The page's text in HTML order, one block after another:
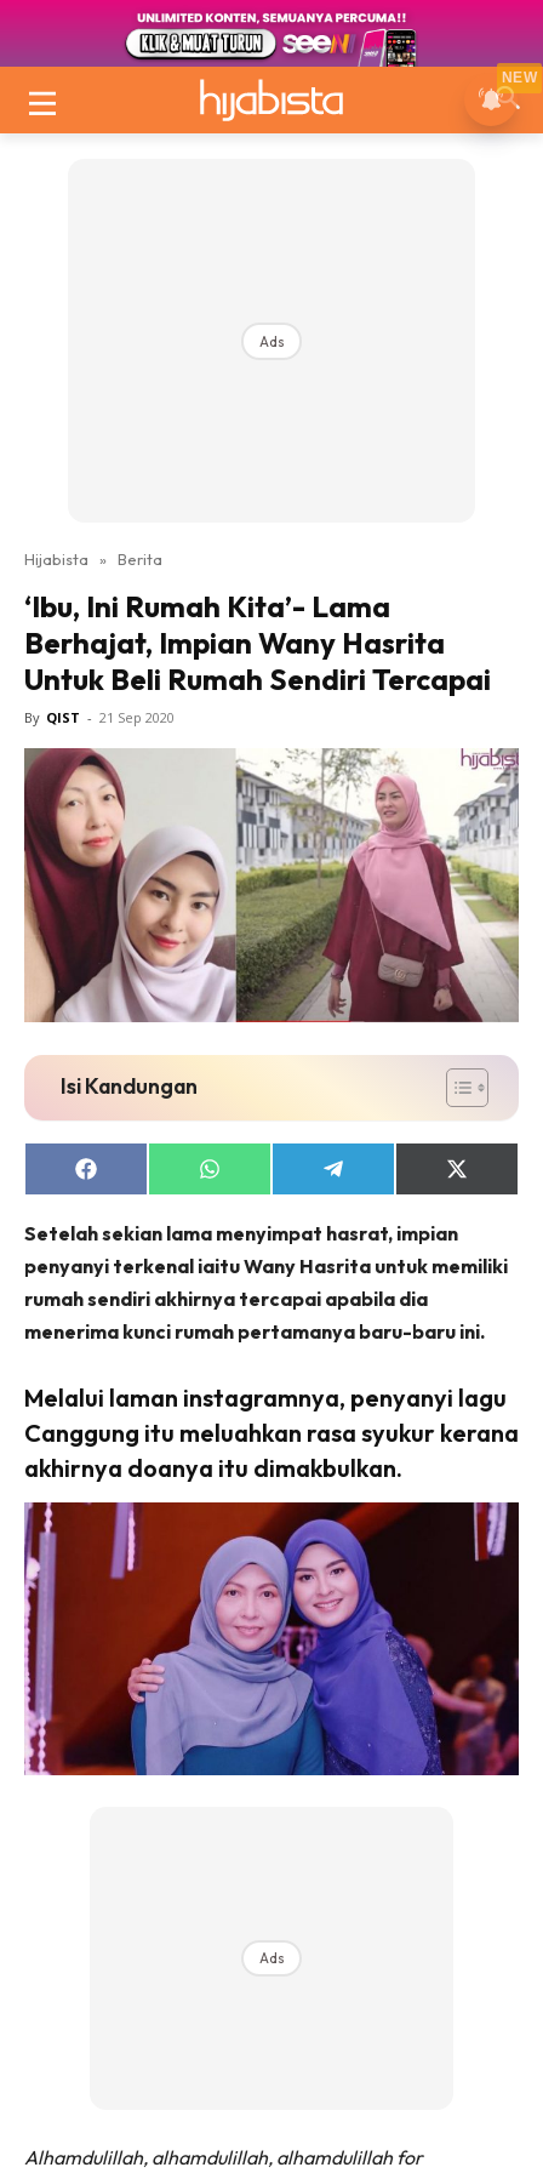
Ads
Hijabista » Berita
‘Ibu, Ini Rumah Kita’- Lama
Berhajat, Impian Wany Hasrita
Untuk Beli Rumah Sendiri Tercapai
By QIST - 21 Sep 2020
Isi Kandungan
Share
on
Share
on
Share
on
Share
on
(Twitter)
Setelah sekian lama menyimpat hasrat, impian
penyanyi terkenal iaitu Wany Hasrita untuk memiliki
rumah sendiri akhirnya tercapai apabila dia
menerima kunci rumah pertamanya baru-baru ini.
Melalui laman instagramnya, penyanyi lagu
Canggung itu meluahkan rasa syukur kerana
akhirnya doanya itu dimakbulkan.
Ads
Alhamdulillah, alhamdulillah, alhamdulillah for
NEW